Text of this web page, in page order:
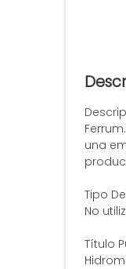
una
Tipo
No
Título